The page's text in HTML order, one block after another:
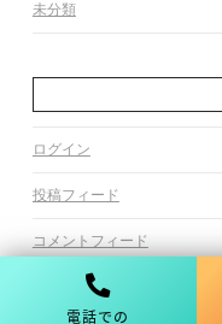
未分類
ログイン
投稿フィード
コメントフィード
WordPress.org
電話での